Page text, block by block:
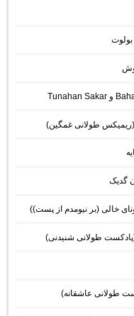
گدیک
خالی (بر نیومدم از پست))